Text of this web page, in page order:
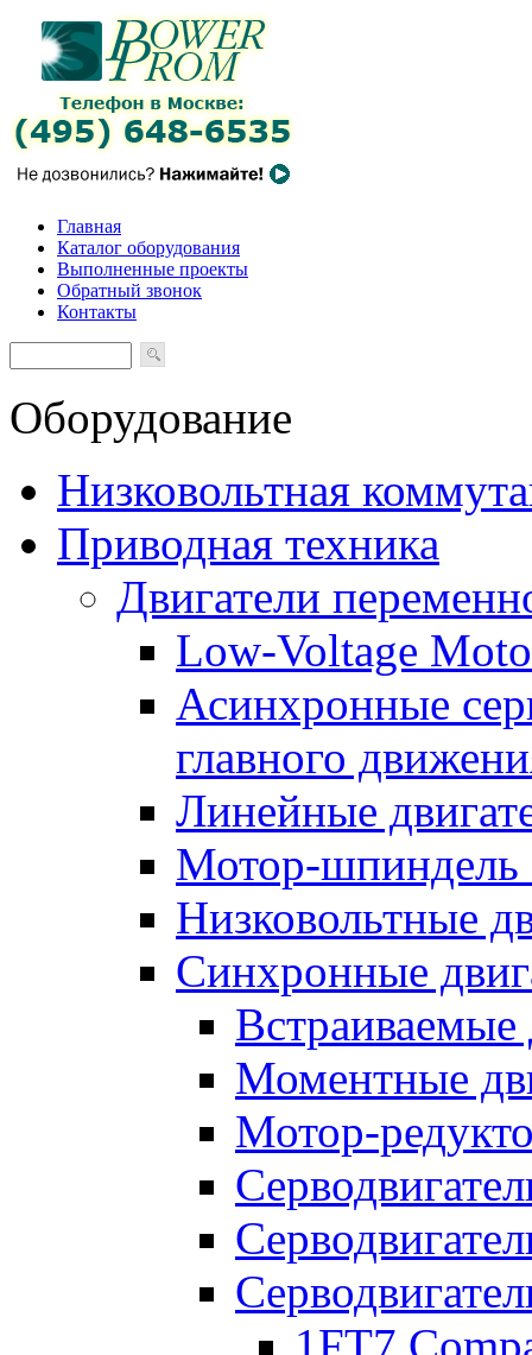
Главная
Каталог оборудования
Выполненные проекты
Обратный звонок
Контакты
Оборудование
Низковольтная
Приводная техника
Двигатели
Low-Voltage
Асинхронные
главного
Линейные
Мотор-шпиндель
Низковольтные
Синхронные
Встраиваемые
Моментные
Мотор-